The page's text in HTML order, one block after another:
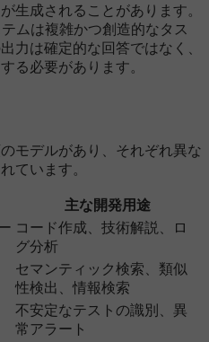
生成されることがあります。
ムは複雑かつ創造的なタス
力は確定的な回答ではなく、
る必要があります。
モデルがあり、それぞれ異な
ています。
主な開発用途
コード作成、技術解説、ロ
グ分析
セマンティック検索、類似
性検出、情報検索
不安定なテストの識別、異
常アラート